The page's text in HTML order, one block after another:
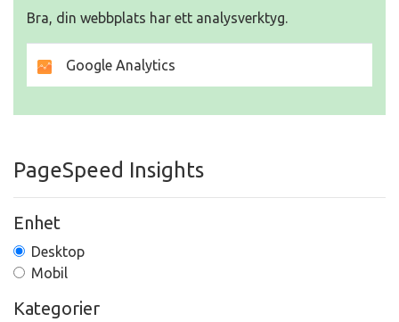
Bra, din webbplats har ett analysverktyg.
Google Analytics
PageSpeed Insights
Enhet
Desktop
Mobil
Kategorier